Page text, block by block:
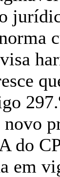
do
em